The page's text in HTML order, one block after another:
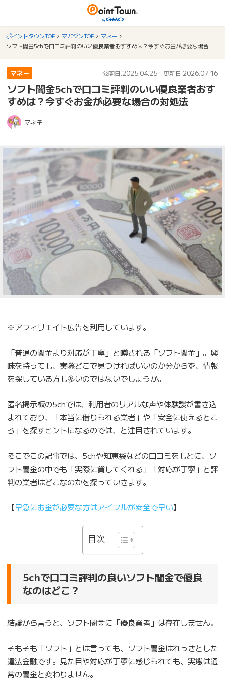
ポイントタウンTOP マガジンTOP
マネー
マネー 公開日:2025.04.25 更新日:2026.07.16
ソフト闇金5chで口コミ評判のいい優良業者おす
すめは？今すぐお金が必要な場合の対処法
マネ子
※アフィリエイト広告を利用しています。
「普通の闇金より対応が丁寧」と噂される「ソフト闇金」。興
味を持っても、実際どこで見つければいいのか分からず、情報
を探している方も多いのではないでしょうか。
匿名掲示板の5chでは、利用者のリアルな声や体験談が書き込
まれており、「本当に借りられる業者」や「安全に使えるとこ
ろ」を探すヒントになるのでは、と注目されています。
そこでこの記事では、5chや知恵袋などの口コミをもとに、ソ
フト闇金の中でも「実際に貸してくれる」「対応が丁寧」と評
判の業者はどこなのかを探っていきます。
【早急にお金が必要な方はアイフルが安全で早い】
目次
5chで口コミ評判の良いソフト闇金で優良
なのはどこ？
結論から言うと、ソフト闇金に「優良業者」は存在しません。
そもそも「ソフト」とは言っても、ソフト闇金はれっきとした
違法金融です。見た目や対応が丁寧に感じられても、実態は通
常の闇金と変わりません。